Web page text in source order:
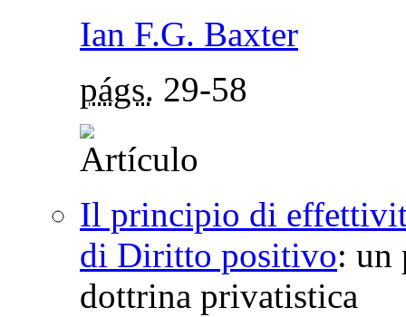
Ian F.G. Baxter
págs. 29-58
Il principio di
di Diritto positivo: un
dottrina privatistica